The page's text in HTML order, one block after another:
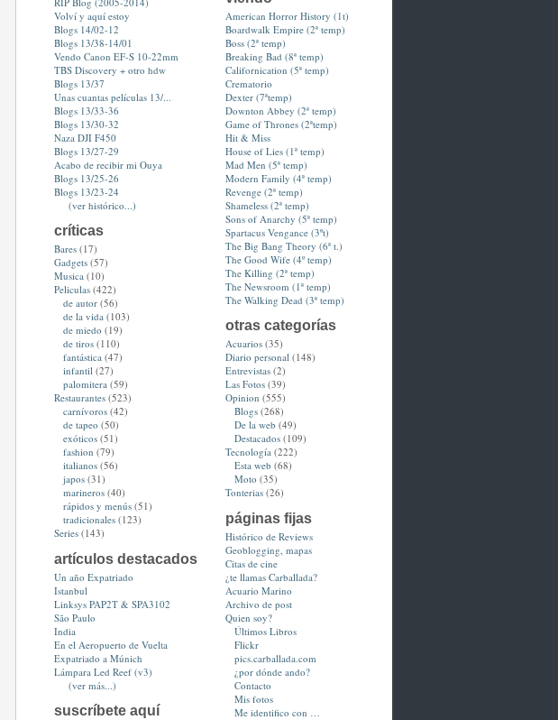
Volví y aquí estoy
Blogs 14/02-12
Blogs 13/38-14/01
Vendo Canon EF-S 10-22mm
TBS Discovery + otro hdw
Blogs 13/37
Unas cuantas películas 13/...
Blogs 13/33-36
Blogs 13/30-32
Naza DJI F450
Blogs 13/27-29
Acabo de recibir mi Ouya
Blogs 13/25-26
Blogs 13/23-24
(ver histórico...)
críticas
Bares(17)
Gadgets(57)
Musica(10)
Peliculas(422)
de autor(56)
de la vida(103)
de miedo (19)
de tiros(110)
fantástica(47)
infantil(27)
palomitera(59)
Restaurantes(523)
carnívoros(42)
de tapeo (50)
exóticos(51)
fashion (79)
italianos(56)
japos(31)
marineros(40)
rápidos y menús(51)
tradicionales(123)
Series(143)
artículos destacados
Un año Expatriado
Istanbul
Linksys PAP2T & SPA3102
São Paulo
India
En el Aeropuerto de Vuelta
Expatriado a Múnich
Lámpara Led Reef (v3)
(ver más...)
suscríbete aquí
American Horror History (1t)
Boardwalk Empire (2ª temp)
Boss (2ª temp)
Breaking Bad (8ª temp)
Californication (5ª temp)
Crematorio
Dexter (7ªtemp)
Downton Abbey (2ª temp)
Game of Thrones (2ªtemp)
Hit & Miss
House of Lies (1ª temp)
Mad Men (5ª temp)
Modern Family (4ª temp)
Revenge (2ª temp)
Shameless (2ª temp)
Sons of Anarchy (5ª temp)
Spartacus Vengance (3ºt)
The Big Bang Theory (6ª t.)
The Good Wife (4º temp)
The Killing (2ª temp)
The Newsroom (1ª temp)
The Walking Dead (3ª temp)
otras categorías
Acuarios(35)
Diario personal(148)
Entrevistas(2)
Las Fotos(39)
Opinion (555)
Blogs(268)
De la web (49)
Destacados(109)
Tecnología(222)
Esta web (68)
Moto (35)
Tonterias(26)
páginas fijas
Histórico de Reviews
Geoblogging, mapas
Citas de cine
¿te llamas Carballada?
Acuario Marino
Archivo de post
Quien soy?
Últimos Libros
Flickr
pics.carballada.com
¿por dónde ando?
Contacto
Mis fotos
Me identifico con …